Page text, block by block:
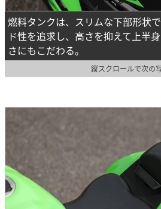
燃料タンクは、スリムな下部形状
ド性を追求し、高さを抑えて上半
さにもこだわる。
縦スクロールで次の